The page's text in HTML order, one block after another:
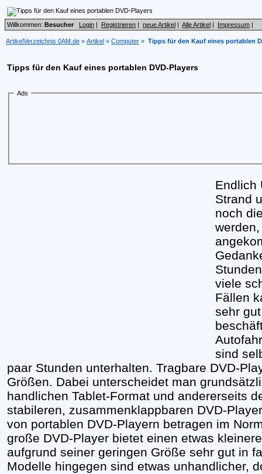
Willkommen: Besucher Login | Registrieren | neue Artikel | Alle Artikel | Impressum |
ArtikelVerzeichnis 0AM.de » Artikel » Computer » Tipps für den Kauf eines portablen
Tipps für den Kauf eines portablen DVD-Players
Ads
Endlich
Strand
noch
viele
Fällen
sehr
sind
paar Stunden unterhalten. Tragbare DVD-
Größen. Dabei unterscheidet man
handlichen Tablet-Format und andererseits
stabileren, zusammenklappbaren DVD-
von portablen DVD-Playern betragen im
große DVD-Player bietet einen etwas
aufgrund seiner geringen Größe sehr gut in
Modelle hingegen sind etwas unhandlicher,